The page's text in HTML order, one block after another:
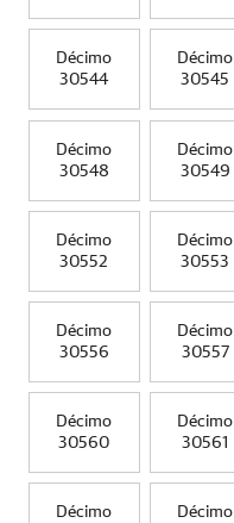
Décimo
30544
Décimo
30545
Décimo
30548
Décimo
30549
Décimo
30552
Décimo
30553
Décimo
30556
Décimo
30557
Décimo
30560
Décimo
30561
Décimo
Décimo